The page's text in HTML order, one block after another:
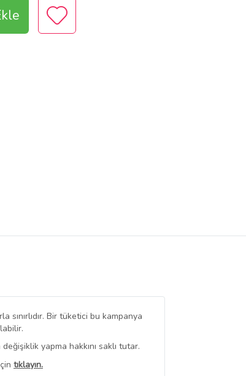
sınırlıdır. Bir tüketici bu kampanya
yapma hakkını saklı tutar.
tıklayın.